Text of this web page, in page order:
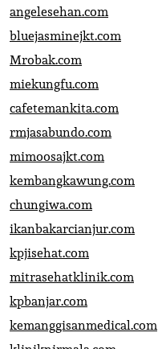
angelesehan.com
bluejasminejkt.com
Mrobak.com
miekungfu.com
cafetemankita.com
rmjasabundo.com
mimoosajkt.com
kembangkawung.com
chungiwa.com
ikanbakarcianjur.com
kpjisehat.com
mitrasehatklinik.com
kpbanjar.com
kemanggisanmedical.com